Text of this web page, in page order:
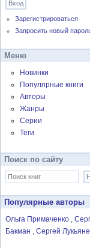
Зарегистрироваться
Запросить новый
Меню
Новинки
Популярные книги
Авторы
Жанры
Серии
Теги
Поиск по сайту
Популярные авторы
Ольга Примаченко
Бакман
Сергей